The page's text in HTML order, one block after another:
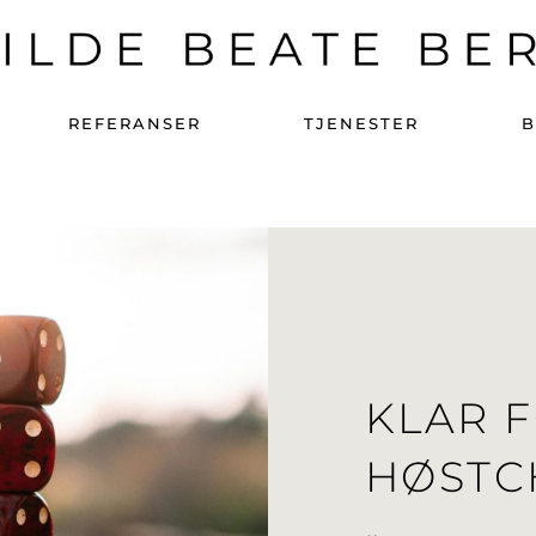
REFERANSER TJENESTER
KLAR